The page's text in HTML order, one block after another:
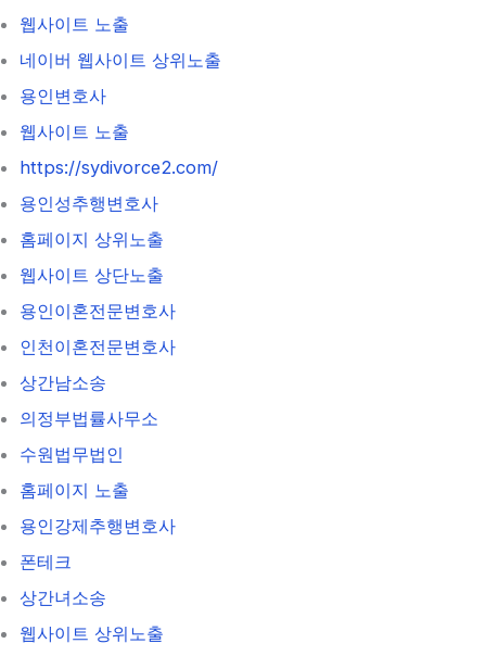
웹사이트 노출
네이버 웹사이트 상위노출
용인변호사
웹사이트 노출
https://sydivorce2.com/
용인성추행변호사
홈페이지 상위노출
웹사이트 상단노출
용인이혼전문변호사
인천이혼전문변호사
상간남소송
의정부법률사무소
수원법무법인
홈페이지 노출
용인강제추행변호사
폰테크
상간녀소송
웹사이트 상위노출